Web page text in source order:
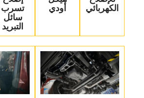
الكهربائي‏
أودي‏
تسرب
سائل
التبريد‏